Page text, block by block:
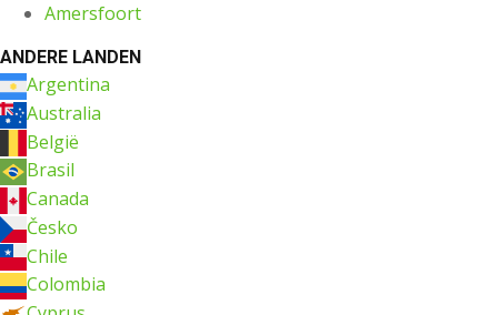
Amersfoort
ANDERE LANDEN
Argentina
Australia
België
Brasil
Canada
Česko
Chile
Colombia